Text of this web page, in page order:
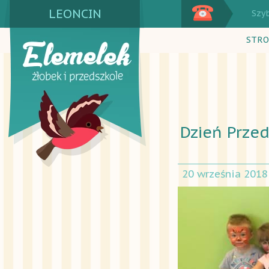
LEONCIN
20 września 2018
Dzień